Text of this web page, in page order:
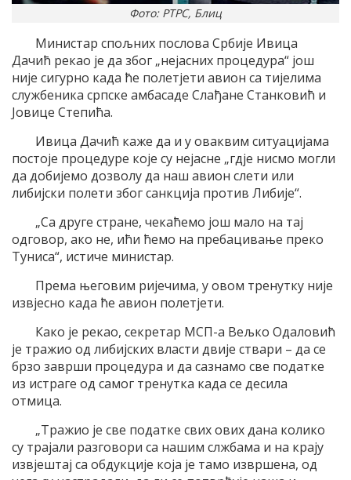
Фото: РТРС, Блиц
Министар спољних послова Србије Ивица
Дачић рекао је да због „нејасних процедура“ још
није сигурно када ће полетјети авион са тијелима
службеника српске амбасаде Слађане Станковић и
Јовице Степића.
Ивица Дачић каже да и у оваквим ситуацијама
постоје процедуре које су нејасне „гдје нисмо могли
да добијемо дозволу да наш авион слети или
либијски полети због санкција против Либије“.
„Са друге стране, чекаћемо још мало на тај
одговор, ако не, ићи ћемо на пребацивање преко
Туниса“, истиче министар.
Према његовим ријечима, у овом тренутку није
извјесно када ће авион полетјети.
Како је рекао, секретар МСП-а Вељко Одаловић
је тражио од либијских власти двије ствари – да се
брзо заврши процедура и да сазнамо све податке
из истраге од самог тренутка када се десила
отмица.
„Тражио је све податке свих ових дана колико
су трајали разговори са нашим слжбама и на крају
извјештај са обдукције која је тамо извршена, од